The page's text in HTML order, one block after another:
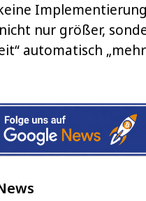
nur größer,
automatisch